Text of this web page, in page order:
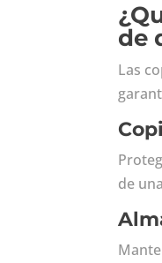
de
Las
de